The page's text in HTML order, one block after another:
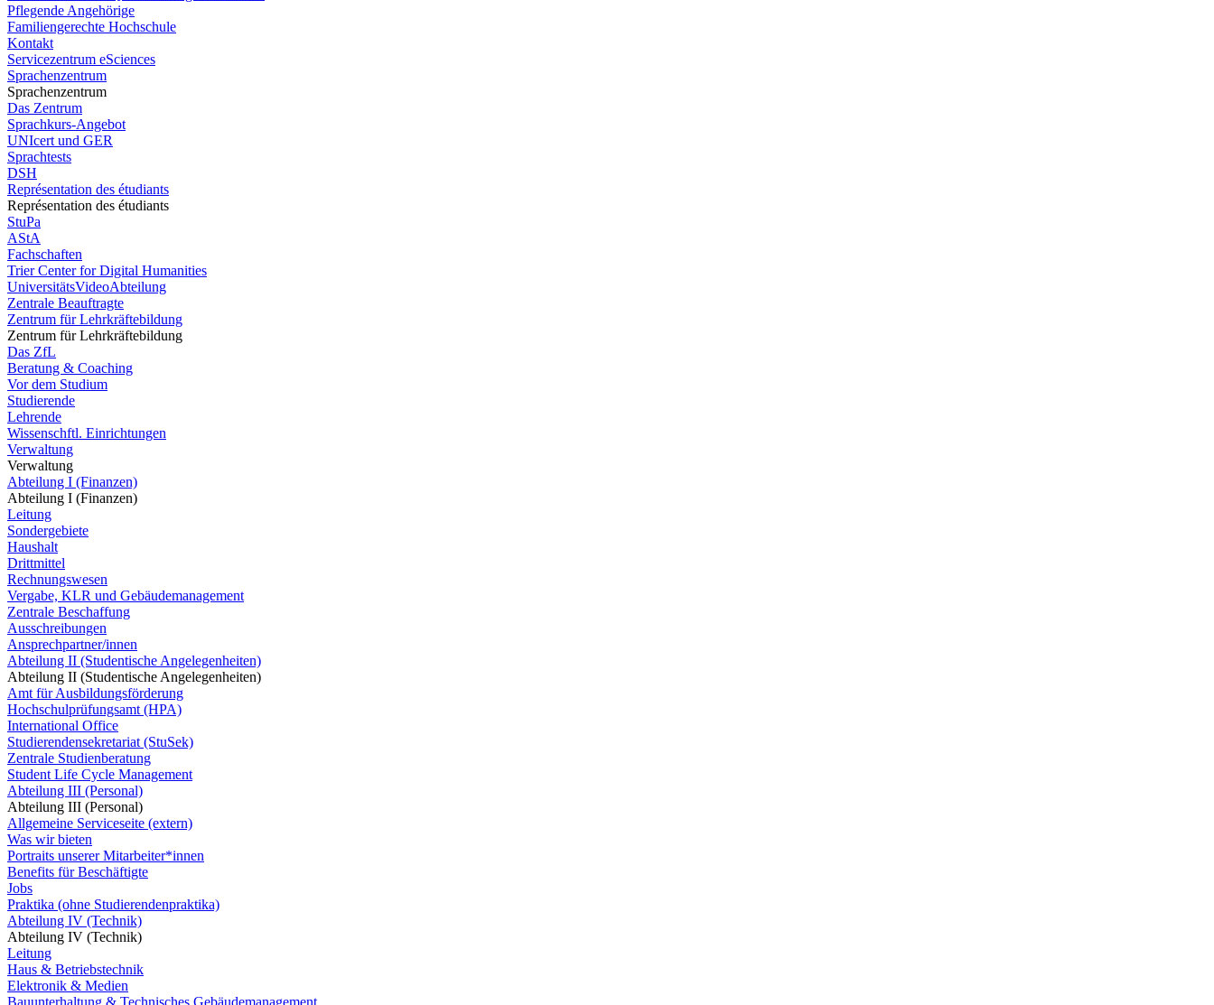
Pflegende Angehörige
Familiengerechte Hochschule
Kontakt
Servicezentrum eSciences
Sprachenzentrum
Sprachenzentrum
Das Zentrum
Sprachkurs-Angebot
UNIcert und GER
Sprachtests
DSH
Représentation des étudiants
Représentation des étudiants
StuPa
AStA
Fachschaften
Trier Center for Digital Humanities
UniversitätsVideoAbteilung
Zentrale Beauftragte
Zentrum für Lehrkräftebildung
Zentrum für Lehrkräftebildung
Das ZfL
Beratung & Coaching
Vor dem Studium
Studierende
Lehrende
Wissenschftl. Einrichtungen
Verwaltung
Verwaltung
Abteilung I (Finanzen)
Abteilung I (Finanzen)
Leitung
Sondergebiete
Haushalt
Drittmittel
Rechnungswesen
Vergabe, KLR und Gebäudemanagement
Zentrale Beschaffung
Ausschreibungen
Ansprechpartner/innen
Abteilung II (Studentische Angelegenheiten)
Abteilung II (Studentische Angelegenheiten)
Amt für Ausbildungsförderung
Hochschulprüfungsamt (HPA)
International Office
Studierendensekretariat (StuSek)
Zentrale Studienberatung
Student Life Cycle Management
Abteilung III (Personal)
Abteilung III (Personal)
Allgemeine Serviceseite (extern)
Was wir bieten
Portraits unserer Mitarbeiter*innen
Benefits für Beschäftigte
Jobs
Praktika (ohne Studierendenpraktika)
Abteilung IV (Technik)
Abteilung IV (Technik)
Leitung
Haus & Betriebstechnik
Elektronik & Medien
Bauunterhaltung & Technisches Gebäudemanagement